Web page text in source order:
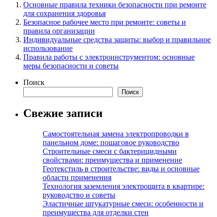
Основные правила техники безопасности при ремонте
для сохранения здоровья
Безопасное рабочее место при ремонте: советы и
правила организации
Индивидуальные средства защиты: выбор и правильное
использование
Правила работы с электроинструментом: основные
меры безопасности и советы
Поиск
Поиск
Свежие записи
Самостоятельная замена электропроводки в
панельном доме: пошаговое руководство
Строительные смеси с бактерицидными
свойствами: преимущества и применение
Геотекстиль в строительстве: виды и основные
области применения
Технология заземления электрощита в квартире:
руководство и советы
Эластичные штукатурные смеси: особенности и
преимущества для отделки стен